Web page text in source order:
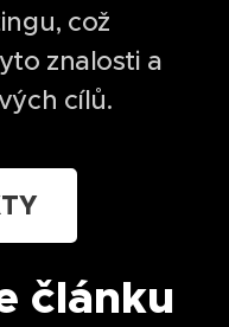
což
znalosti a
cílů.
článku